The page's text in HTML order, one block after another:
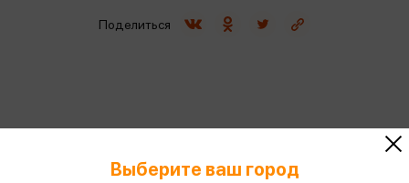
Издательство Бомбора
Поделиться
Выберите ваш город